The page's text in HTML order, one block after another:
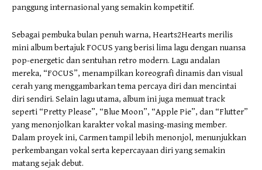
panggung internasional yang semakin kompetitif.
Sebagai pembuka bulan penuh warna, Hearts2Hearts merilis
mini album bertajuk FOCUS yang berisi lima lagu dengan nuansa
pop-energetic dan sentuhan retro modern. Lagu andalan
mereka, “FOCUS”, menampilkan koreografi dinamis dan visual
cerah yang menggambarkan tema percaya diri dan mencintai
diri sendiri. Selain lagu utama, album ini juga memuat track
seperti “Pretty Please”, “Blue Moon”, “Apple Pie”, dan “Flutter”
yang menonjolkan karakter vokal masing-masing member.
Dalam proyek ini, Carmen tampil lebih menonjol, menunjukkan
perkembangan vokal serta kepercayaan diri yang semakin
matang sejak debut.